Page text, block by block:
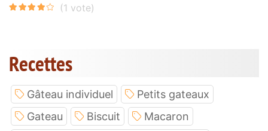
Recettes
Gâteau individuel
Petits gateaux
Gateau
Biscuit
Macaron